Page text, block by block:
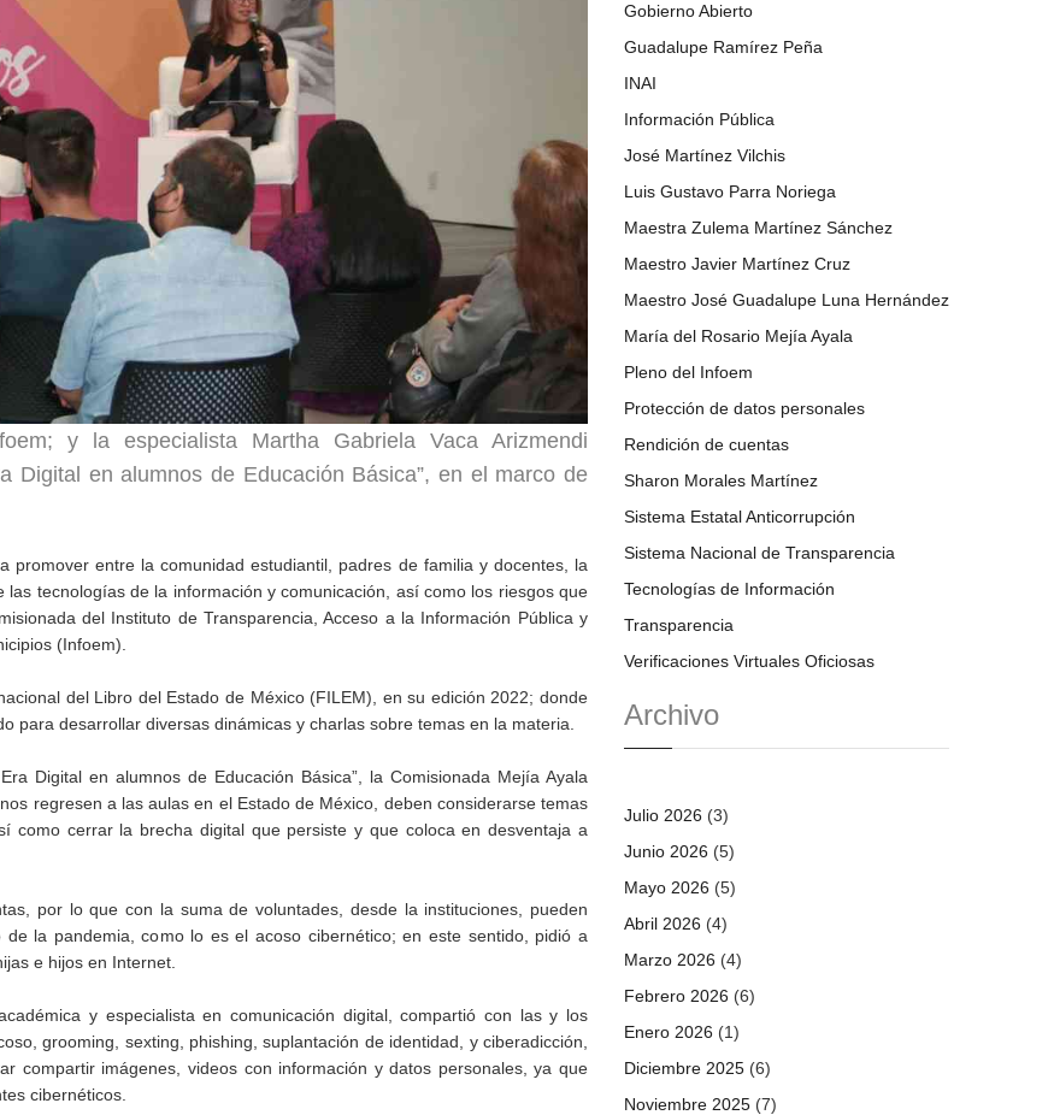
y la especialista Martha Gabriela Vaca Arizmendi
Digital en alumnos de Educación Básica”, en el marco de
promover entre la comunidad estudiantil, padres de familia y docentes, la
tecnologías de la información y comunicación, así como los riesgos que
del Instituto de Transparencia, Acceso a la Información Pública y
(Infoem).
del Libro del Estado de México (FILEM), en su edición 2022; donde
para desarrollar diversas dinámicas y charlas sobre temas en la materia.
Digital en alumnos de Educación Básica”, la Comisionada Mejía Ayala
regresen a las aulas en el Estado de México, deben considerarse temas
como cerrar la brecha digital que persiste y que coloca en desventaja a
por lo que con la suma de voluntades, desde la instituciones, pueden
la pandemia, como lo es el acoso cibernético; en este sentido, pidió a
e hijos en Internet.
y especialista en comunicación digital, compartió con las y los
grooming, sexting, phishing, suplantación de identidad, y ciberadicción,
compartir imágenes, videos con información y datos personales, ya que
cibernéticos.
Gobierno Abierto
Guadalupe Ramírez Peña
INAI
Información Pública
José Martínez Vilchis
Luis Gustavo Parra Noriega
Maestra Zulema Martínez Sánchez
Maestro Javier Martínez Cruz
Maestro José Guadalupe Luna Hernández
María del Rosario Mejía Ayala
Pleno del Infoem
Protección de datos personales
Rendición de cuentas
Sharon Morales Martínez
Sistema Estatal Anticorrupción
Sistema Nacional de Transparencia
Tecnologías de Información
Transparencia
Verificaciones Virtuales Oficiosas
Archivo
Julio 2026 (3)
Junio 2026 (5)
Mayo 2026 (5)
Abril 2026 (4)
Marzo 2026 (4)
Febrero 2026 (6)
Enero 2026 (1)
Diciembre 2025 (6)
Noviembre 2025 (7)